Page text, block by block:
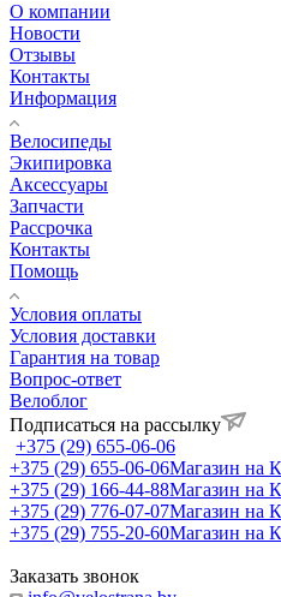
О компании
Новости
Отзывы
Контакты
Информация
Велосипеды
Экипировка
Аксессуары
Запчасти
Рассрочка
Контакты
Помощь
Условия оплаты
Условия доставки
Гарантия на товар
Вопрос-ответ
Велоблог
Подписаться на рассылку
+375 (29) 655-06-06
+375 (29) 655-06-06Магазин на
+375 (29) 166-44-88Магазин на
+375 (29) 776-07-07Магазин на
+375 (29) 755-20-60Магазин на
Заказать звонок